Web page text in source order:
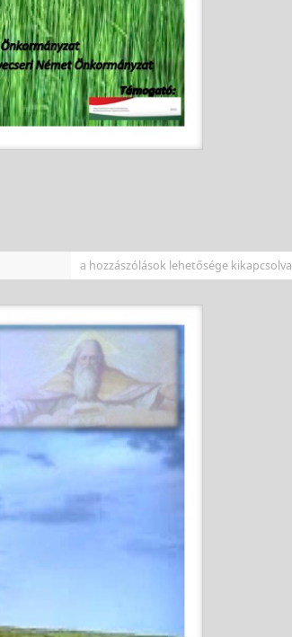
a hozzászólások lehetősége kikapcsolva